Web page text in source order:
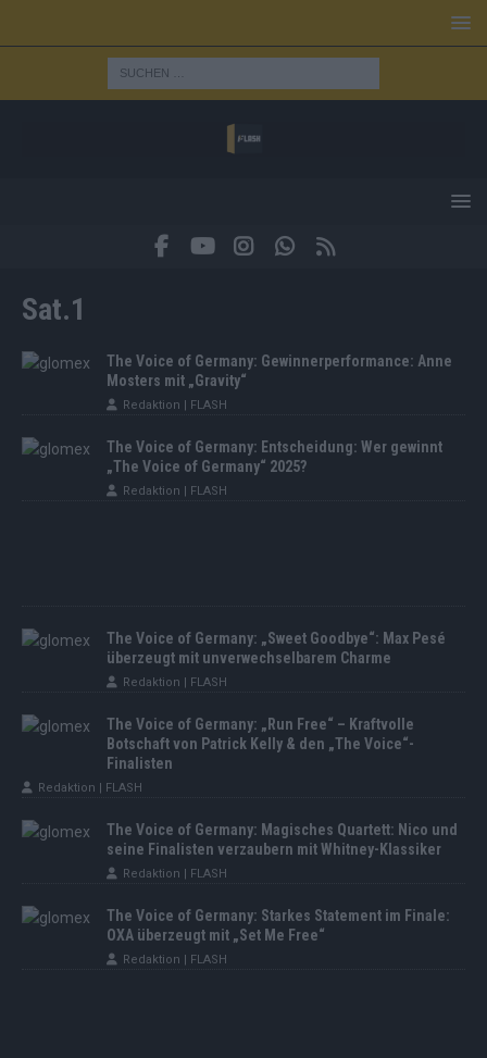
Sat.1
The Voice of Germany: Gewinnerperformance: Anne
Mosters mit „Gravity“
Redaktion | FLASH
The Voice of Germany: Entscheidung: Wer gewinnt
„The Voice of Germany“ 2025?
Redaktion | FLASH
The Voice of Germany: „Sweet Goodbye“: Max Pesé
überzeugt mit unverwechselbarem Charme
Redaktion | FLASH
The Voice of Germany: „Run Free“ – Kraftvolle
Botschaft von Patrick Kelly & den „The Voice“-
Finalisten
Redaktion | FLASH
The Voice of Germany: Magisches Quartett: Nico und
seine Finalisten verzaubern mit Whitney-Klassiker
Redaktion | FLASH
The Voice of Germany: Starkes Statement im Finale:
OXA überzeugt mit „Set Me Free“
Redaktion | FLASH